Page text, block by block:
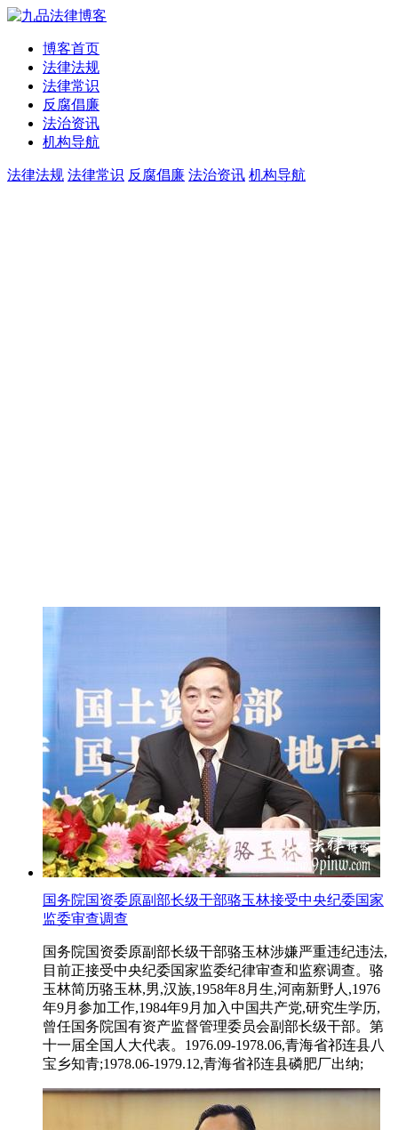
博客首页
法律法规
法律常识
反腐倡廉
法治资讯
机构导航
法律法规 法律常识 反腐倡廉 法治资讯 机构导航
国务院国资委原副部长级干部骆玉林接受中央纪委国家
监委审查调查
国务院国资委原副部长级干部骆玉林涉嫌严重违纪违法,
目前正接受中央纪委国家监委纪律审查和监察调查。骆
玉林简历骆玉林,男,汉族,1958年8月生,河南新野人,1976
年9月参加工作,1984年9月加入中国共产党,研究生学历,
曾任国务院国有资产监督管理委员会副部长级干部。第
十一届全国人大代表。1976.09-1978.06,青海省祁连县八
宝乡知青;1978.06-1979.12,青海省祁连县磷肥厂出纳;